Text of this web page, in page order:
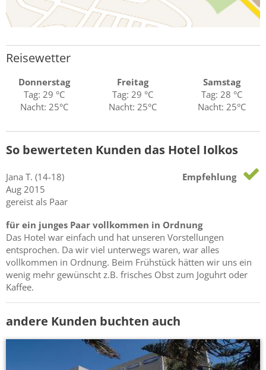
Reisewetter
Donnerstag
Tag: 29 °C
Nacht: 25°C
Freitag
Tag: 29 °C
Nacht: 25°C
Samstag
Tag: 28 °C
Nacht: 25°C
So bewerteten Kunden das Hotel Iolkos
Jana T. (14-18)
Aug 2015
gereist als Paar
Empfehlung
für ein junges Paar vollkommen in Ordnung
Das Hotel war einfach und hat unseren Vorstellungen
entsprochen. Da wir viel unterwegs waren, war alles
vollkommen in Ordnung. Beim Frühstück hätten wir uns ein
wenig mehr gewünscht z.B. frisches Obst zum Joguhrt oder
Kaffee.
andere Kunden buchten auch